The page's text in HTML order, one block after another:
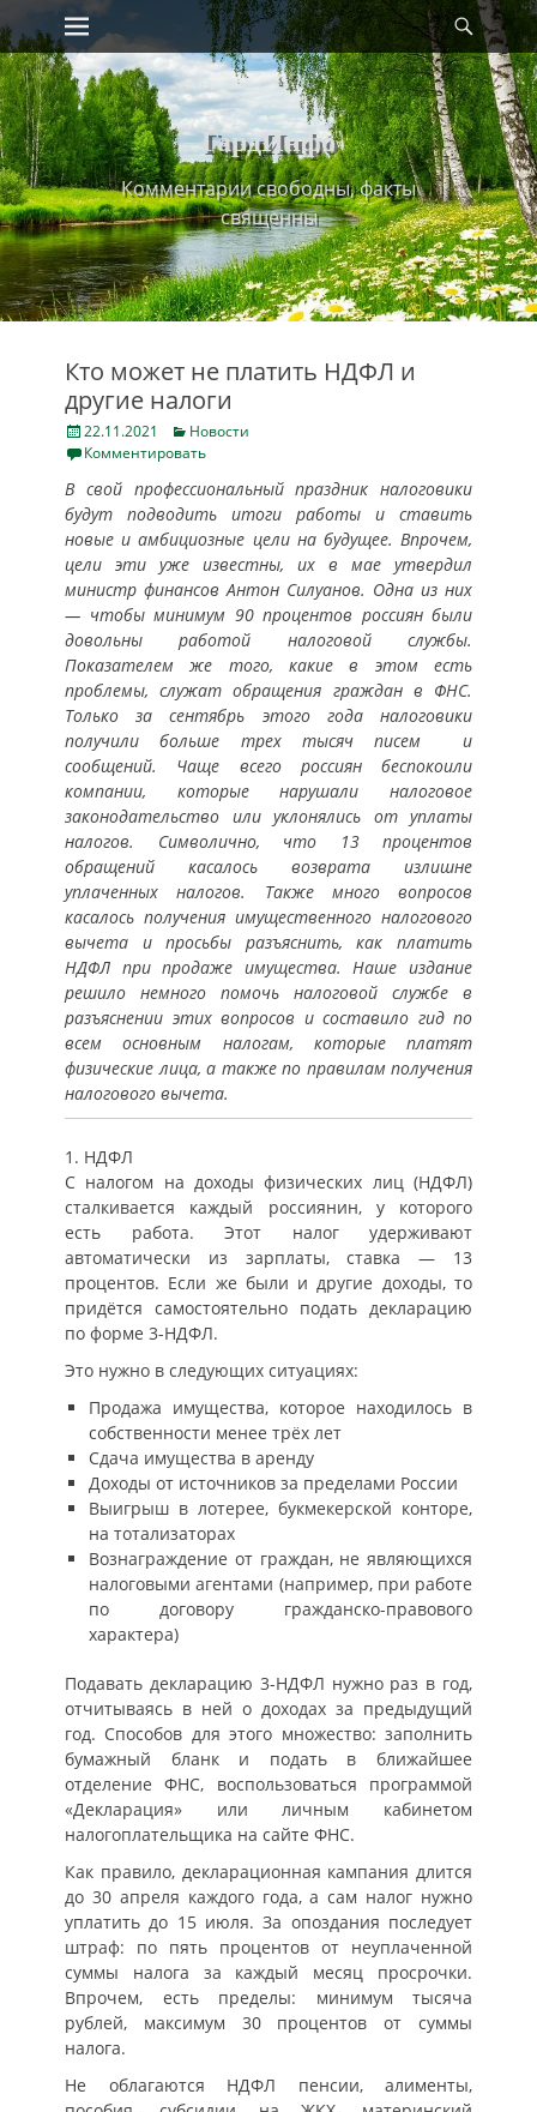
Skip
to
content
Primary Menu
ГардИнфо
Комментарии свободны, факты
священны
Кто может не платить НДФЛ и
другие налоги
Posted
on
22.11.2021 Categories
Новости
Комментировать
В свой профессиональный праздник налоговики
будут подводить итоги работы и ставить
новые и амбициозные цели на будущее. Впрочем,
цели эти уже известны, их в мае утвердил
министр финансов Антон Силуанов. Одна из них
— чтобы минимум 90 процентов россиян были
довольны работой налоговой службы.
Показателем же того, какие в этом есть
проблемы, служат обращения граждан в ФНС.
Только за сентябрь этого года налоговики
получили больше трех тысяч писем и
сообщений. Чаще всего россиян беспокоили
компании, которые нарушали налоговое
законодательство или уклонялись от уплаты
налогов. Символично, что 13 процентов
обращений касалось возврата излишне
уплаченных налогов. Также много вопросов
касалось получения имущественного налогового
вычета и просьбы разъяснить, как платить
НДФЛ при продаже имущества. Наше издание
решило немного помочь налоговой службе в
разъяснении этих вопросов и составило гид по
всем основным налогам, которые платят
физические лица, а также по правилам получения
налогового вычета.
1. НДФЛ
С налогом на доходы физических лиц (НДФЛ)
сталкивается каждый россиянин, у которого
есть работа. Этот налог удерживают
автоматически из зарплаты, ставка — 13
процентов. Если же были и другие доходы, то
придётся самостоятельно подать декларацию
по форме 3-НДФЛ.
Это нужно в следующих ситуациях:
Продажа имущества, которое находилось в
собственности менее трёх лет
Сдача имущества в аренду
Доходы от источников за пределами России
Выигрыш в лотерее, букмекерской конторе,
на тотализаторах
Вознаграждение от граждан, не являющихся
налоговыми агентами (например, при работе
по договору гражданско-правового
характера)
Подавать декларацию 3-НДФЛ нужно раз в год,
отчитываясь в ней о доходах за предыдущий
год. Способов для этого множество: заполнить
бумажный бланк и подать в ближайшее
отделение ФНС, воспользоваться программой
«Декларация» или личным кабинетом
налогоплательщика на сайте ФНС.
Как правило, декларационная кампания длится
до 30 апреля каждого года, а сам налог нужно
уплатить до 15 июля. За опоздания последует
штраф: по пять процентов от неуплаченной
суммы налога за каждый месяц просрочки.
Впрочем, есть пределы: минимум тысяча
рублей, максимум 30 процентов от суммы
налога.
Не облагаются НДФЛ пенсии, алименты,